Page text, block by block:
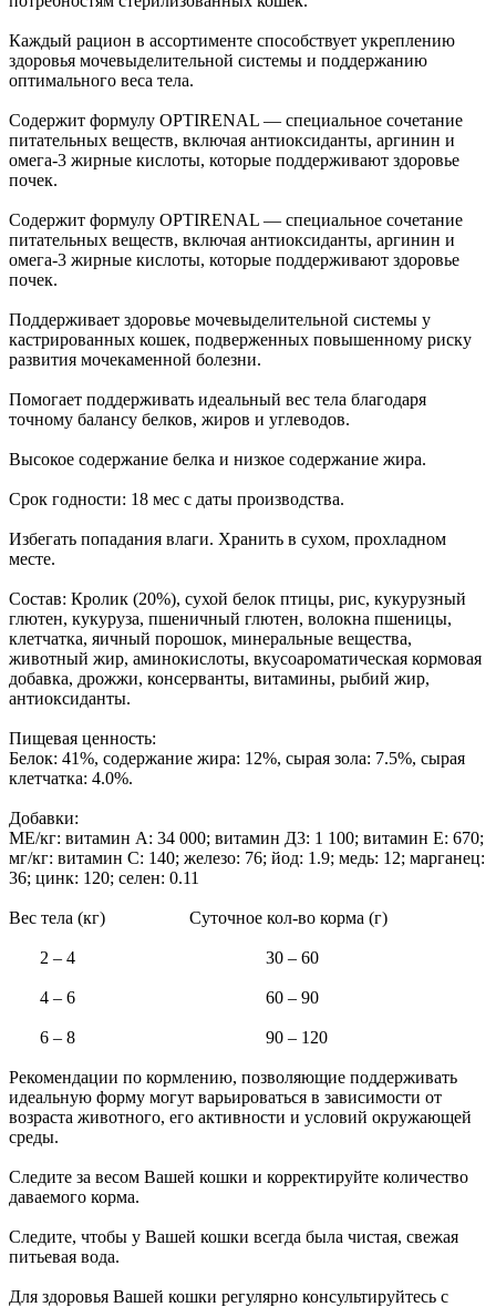
Каждый рацион в ассортименте способствует укреплению
здоровья мочевыделительной системы и поддержанию
оптимального веса тела.
Содержит формулу OPTIRENAL — специальное сочетание
питательных веществ, включая антиоксиданты, аргинин и
омега-3 жирные кислоты, которые поддерживают здоровье
почек.
Содержит формулу OPTIRENAL — специальное сочетание
питательных веществ, включая антиоксиданты, аргинин и
омега-3 жирные кислоты, которые поддерживают здоровье
почек.
Поддерживает здоровье мочевыделительной системы у
кастрированных кошек, подверженных повышенному риску
развития мочекаменной болезни.
Помогает поддерживать идеальный вес тела благодаря
точному балансу белков, жиров и углеводов.
Высокое содержание белка и низкое содержание жира.
Срок годности: 18 мес с даты производства.
Избегать попадания влаги. Хранить в сухом, прохладном
месте.
Состав: Кролик (20%), сухой белок птицы, рис, кукурузный
глютен, кукуруза, пшеничный глютен, волокна пшеницы,
клетчатка, яичный порошок, минеральные вещества,
животный жир, аминокислоты, вкусоароматическая кормовая
добавка, дрожжи, консерванты, витамины, рыбий жир,
антиоксиданты.
Пищевая ценность:
Белок: 41%, содержание жира: 12%, сырая зола: 7.5%, сырая
клетчатка: 4.0%.
Добавки:
МЕ/кг: витамин А: 34 000; витамин Д3: 1 100; витамин E: 670;
мг/кг: витамин C: 140; железо: 76; йод: 1.9; медь: 12; марганец:
36; цинк: 120; селен: 0.11
Вес тела (кг) Суточное кол-во корма (г)
2 – 4 30 – 60
4 – 6 60 – 90
6 – 8 90 – 120
Рекомендации по кормлению, позволяющие поддерживать
идеальную форму могут варьироваться в зависимости от
возраста животного, его активности и условий окружающей
среды.
Следите за весом Вашей кошки и корректируйте количество
даваемого корма.
Следите, чтобы у Вашей кошки всегда была чистая, свежая
питьевая вода.
Для здоровья Вашей кошки регулярно консультируйтесь с